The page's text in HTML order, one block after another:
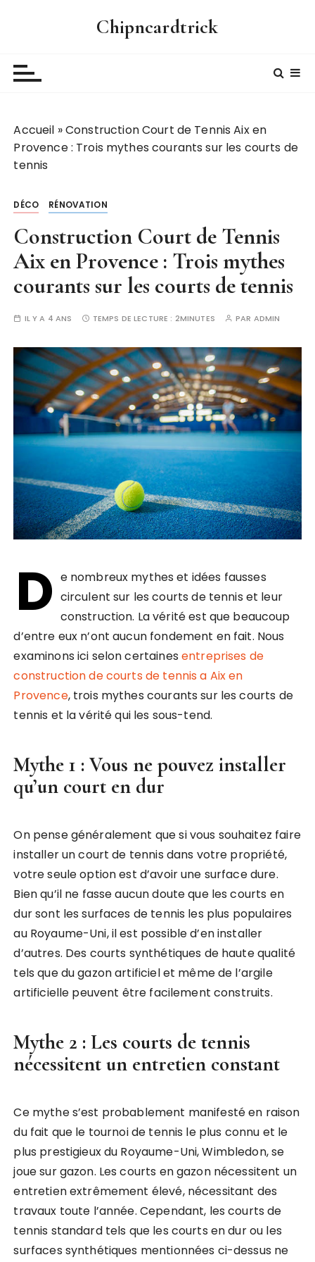
Chipncardtrick
Accueil »Construction Court de Tennis Aix en
Provence : Trois mythes courants sur les courts de
tennis
DÉCO RÉNOVATION
Construction Court de Tennis
Aix en Provence : Trois mythes
courants sur les courts de tennis
IL Y A 4 ANS TEMPS DE LECTURE : 2MINUTES PAR ADMIN
D e nombreux mythes et idées fausses
circulent sur les courts de tennis et leur
construction. La vérité est que beaucoup
d’entre eux n’ont aucun fondement en fait. Nous
examinons ici selon certaines entreprises de
construction de courts de tennis a Aix en
Provence, trois mythes courants sur les courts de
tennis et la vérité qui les sous-tend.
Mythe 1 : Vous ne pouvez installer
qu’un court en dur
On pense généralement que si vous souhaitez faire
installer un court de tennis dans votre propriété,
votre seule option est d’avoir une surface dure.
Bien qu’il ne fasse aucun doute que les courts en
dur sont les surfaces de tennis les plus populaires
au Royaume-Uni, il est possible d’en installer
d’autres. Des courts synthétiques de haute qualité
tels que du gazon artificiel et même de l’argile
artificielle peuvent être facilement construits.
Mythe 2 : Les courts de tennis
nécessitent un entretien constant
Ce mythe s’est probablement manifesté en raison
du fait que le tournoi de tennis le plus connu et le
plus prestigieux du Royaume-Uni, Wimbledon, se
joue sur gazon. Les courts en gazon nécessitent un
entretien extrêmement élevé, nécessitant des
travaux toute l’année. Cependant, les courts de
tennis standard tels que les courts en dur ou les
surfaces synthétiques mentionnées ci-dessus ne